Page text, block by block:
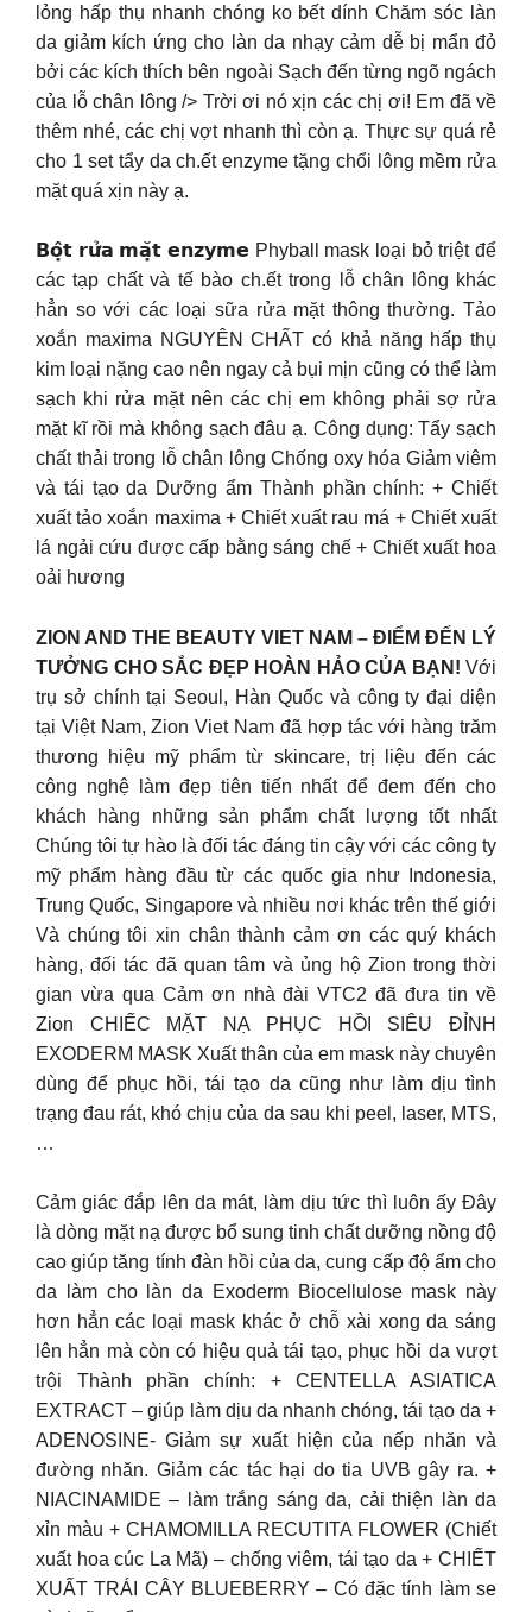
lỏng hấp thụ nhanh chóng ko bết dính Chăm sóc làn
da giảm kích ứng cho làn da nhạy cảm dễ bị mẩn đỏ
bởi các kích thích bên ngoài Sạch đến từng ngõ ngách
của lỗ chân lông /> Trời ơi nó xịn các chị ơi! Em đã về
thêm nhé, các chị vợt nhanh thì còn ạ. Thực sự quá rẻ
cho 1 set tẩy da ch.ết enzyme tặng chổi lông mềm rửa
mặt quá xịn này ạ.
𝗕𝗼̣̂𝘁 𝗿𝘂̛̉𝗮 𝗺𝗮̣̆𝘁 𝗲𝗻𝘇𝘆𝗺𝗲 Phyball mask loại bỏ triệt để
các tạp chất và tế bào ch.ết trong lỗ chân lông khác
hẳn so với các loại sữa rửa mặt thông thường. Tảo
xoắn maxima NGUYÊN CHẤT có khả năng hấp thụ
kim loại nặng cao nên ngay cả bụi mịn cũng có thể làm
sạch khi rửa mặt nên các chị em không phải sợ rửa
mặt kĩ rồi mà không sạch đâu ạ. Công dụng: Tẩy sạch
chất thải trong lỗ chân lông Chống oxy hóa Giảm viêm
và tái tạo da Dưỡng ẩm Thành phần chính: + Chiết
xuất tảo xoắn maxima + Chiết xuất rau má + Chiết xuất
lá ngải cứu được cấp bằng sáng chế + Chiết xuất hoa
oải hương
ZION AND THE BEAUTY VIET NAM – ĐIỂM ĐẾN LÝ
TƯỞNG CHO SẮC ĐẸP HOÀN HẢO CỦA BẠN! Với
trụ sở chính tại Seoul, Hàn Quốc và công ty đại diện
tại Việt Nam, Zion Viet Nam đã hợp tác với hàng trăm
thương hiệu mỹ phẩm từ skincare, trị liệu đến các
công nghệ làm đẹp tiên tiến nhất để đem đến cho
khách hàng những sản phẩm chất lượng tốt nhất
Chúng tôi tự hào là đối tác đáng tin cậy với các công ty
mỹ phẩm hàng đầu từ các quốc gia như Indonesia,
Trung Quốc, Singapore và nhiều nơi khác trên thế giới
Và chúng tôi xin chân thành cảm ơn các quý khách
hàng, đối tác đã quan tâm và ủng hộ Zion trong thời
gian vừa qua Cảm ơn nhà đài VTC2 đã đưa tin về
Zion CHIẾC MẶT NẠ PHỤC HỒI SIÊU ĐỈNH
EXODERM MASK Xuất thân của em mask này chuyên
dùng để phục hồi, tái tạo da cũng như làm dịu tình
trạng đau rát, khó chịu của da sau khi peel, laser, MTS,
…
Cảm giác đắp lên da mát, làm dịu tức thì luôn ấy Đây
là dòng mặt nạ được bổ sung tinh chất dưỡng nồng độ
cao giúp tăng tính đàn hồi của da, cung cấp độ ẩm cho
da làm cho làn da Exoderm Biocellulose mask này
hơn hẳn các loại mask khác ở chỗ xài xong da sáng
lên hẳn mà còn có hiệu quả tái tạo, phục hồi da vượt
trội Thành phần chính: + CENTELLA ASIATICA
EXTRACT – giúp làm dịu da nhanh chóng, tái tạo da +
ADENOSINE- Giảm sự xuất hiện của nếp nhăn và
đường nhăn. Giảm các tác hại do tia UVB gây ra. +
NIACINAMIDE – làm trắng sáng da, cải thiện làn da
xỉn màu + CHAMOMILLA RECUTITA FLOWER (Chiết
xuất hoa cúc La Mã) – chống viêm, tái tạo da + CHIẾT
XUẤT TRÁI CÂY BLUEBERRY – Có đặc tính làm se